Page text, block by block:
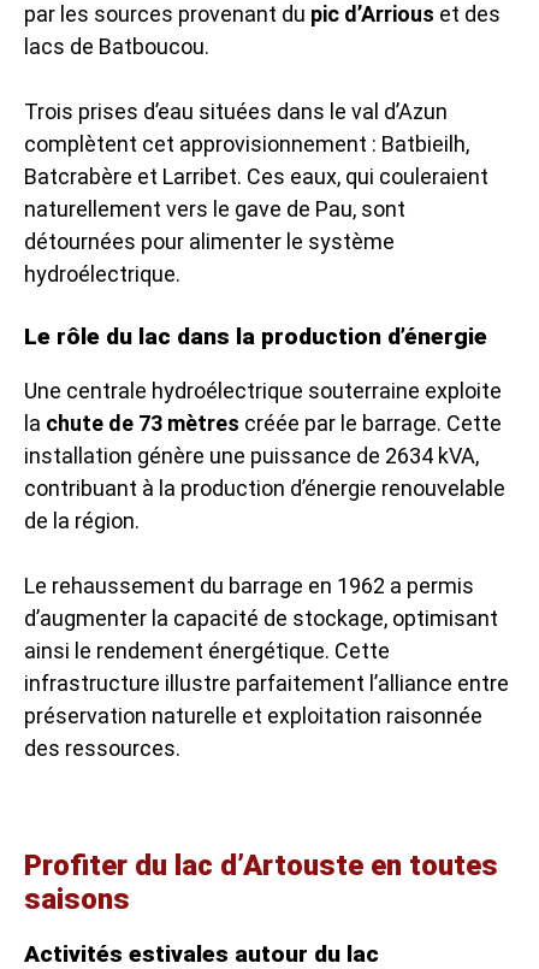
par les sources provenant du pic d’Arrious et des
lacs de Batboucou.
Trois prises d’eau situées dans le val d’Azun
complètent cet approvisionnement : Batbieilh,
Batcrabère et Larribet. Ces eaux, qui couleraient
naturellement vers le gave de Pau, sont
détournées pour alimenter le système
hydroélectrique.
Le rôle du lac dans la production d’énergie
Une centrale hydroélectrique souterraine exploite
la chute de 73 mètres créée par le barrage. Cette
installation génère une puissance de 2634 kVA,
contribuant à la production d’énergie renouvelable
de la région.
Le rehaussement du barrage en 1962 a permis
d’augmenter la capacité de stockage, optimisant
ainsi le rendement énergétique. Cette
infrastructure illustre parfaitement l’alliance entre
préservation naturelle et exploitation raisonnée
des ressources.
Profiter du lac d’Artouste en toutes
saisons
Activités estivales autour du lac